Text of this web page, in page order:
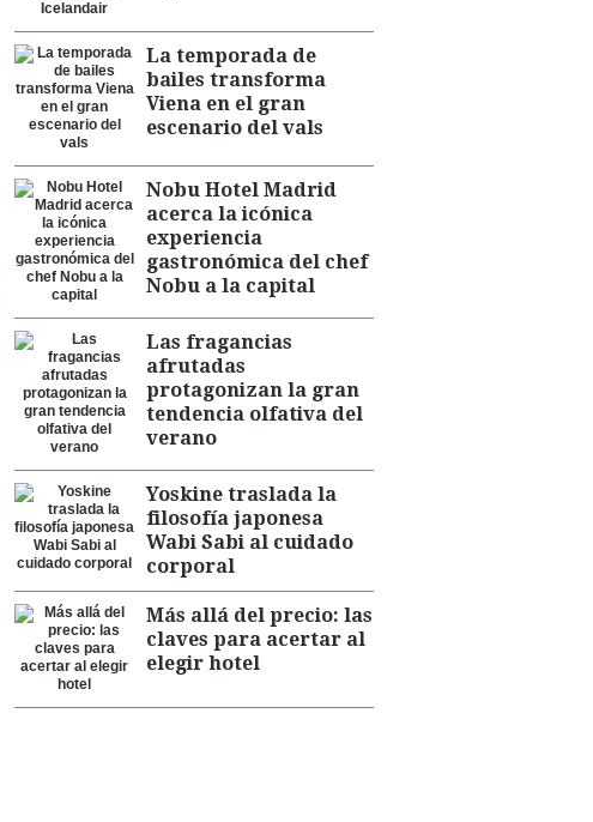
La temporada de
bailes transforma
Viena en el gran
escenario del vals
Nobu Hotel Madrid
acerca la icónica
experiencia
gastronómica del chef
Nobu a la capital
Las fragancias
afrutadas
protagonizan la gran
tendencia olfativa del
verano
Yoskine traslada la
filosofía japonesa
Wabi Sabi al cuidado
corporal
Más allá del precio: las
claves para acertar al
elegir hotel